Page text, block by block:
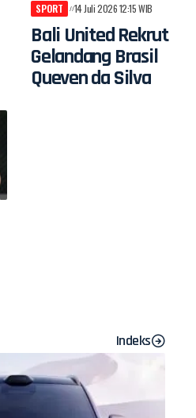
SPORT 14 Juli 2026 12:15 WIB
Bali United Rekrut
Gelandang Brasil
Queven da Silva
Indeks